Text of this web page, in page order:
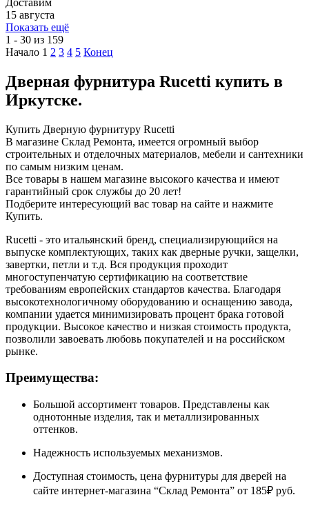
15 августа
Показать ещё
1 - 30 из 159
Начало 1 2 3 4 5 Конец
Дверная фурнитура Rucetti купить в
Иркутске.
Купить Дверную фурнитуру Rucetti
В магазине Склад Ремонта, имеется огромный выбор
строительных и отделочных материалов, мебели и сантехники
по самым низким ценам.
Все товары в нашем магазине высокого качества и имеют
гарантийный срок службы до 20 лет!
Подберите интересующий вас товар на сайте и нажмите
Купить.
Rucetti - это итальянский бренд, специализирующийся на
выпуске комплектующих, таких как дверные ручки, защелки,
завертки, петли и т.д. Вся продукция проходит
многоступенчатую сертификацию на соответствие
требованиям европейских стандартов качества. Благодаря
высокотехнологичному оборудованию и оснащению завода,
компании удается минимизировать процент брака готовой
продукции. Высокое качество и низкая стоимость продукта,
позволили завоевать любовь покупателей и на российском
рынке.
Преимущества:
Большой ассортимент товаров. Представлены как
однотонные изделия, так и металлизированных
оттенков.
Надежность используемых механизмов.
Доступная стоимость, цена фурнитуры для дверей на
сайте интернет-магазина “Склад Ремонта” от 185₽ руб.